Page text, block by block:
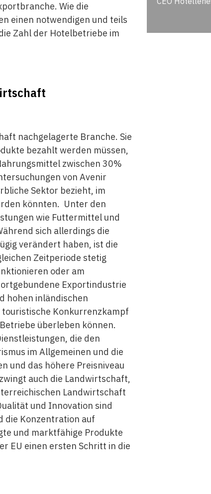
Wie die
einen notwendigen und teils
Zahl der Hotelbetriebe im
nachgelagerte Branche. Sie
bezahlt werden müssen,
zwischen 30%
von Avenir
Sektor bezieht, im
könnten. Unter den
wie Futtermittel und
sich allerdings die
verändert haben, ist die
Zeitperiode stetig
oder am
Exportindustrie
hohen inländischen
Konkurrenzkampf
überleben können.
die den
im Allgemeinen und die
und das höhere Preisniveau
auch die Landwirtschaft,
Landwirtschaft
und Innovation sind
die Konzentration auf
und marktfähige Produkte
EU einen ersten Schritt in die